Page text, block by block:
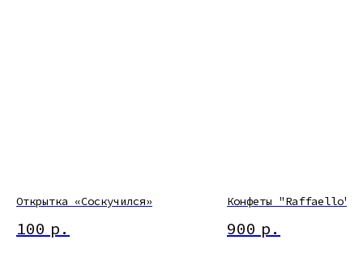
Открытка «Соскучился»
100 р.
Конфеты "Raffaello"
900 р.